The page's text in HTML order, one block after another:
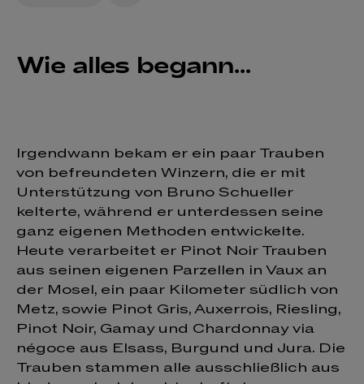
Wie alles begann...
Irgendwann bekam er ein paar Trauben
von befreundeten Winzern, die er mit
Unterstützung von Bruno Schueller
kelterte, während er unterdessen seine
ganz eigenen Methoden entwickelte.
Heute verarbeitet er Pinot Noir Trauben
aus seinen eigenen Parzellen in Vaux an
der Mosel, ein paar Kilometer südlich von
Metz, sowie Pinot Gris, Auxerrois, Riesling,
Pinot Noir, Gamay und Chardonnay via
négoce aus Elsass, Burgund und Jura. Die
Trauben stammen alle ausschließlich aus